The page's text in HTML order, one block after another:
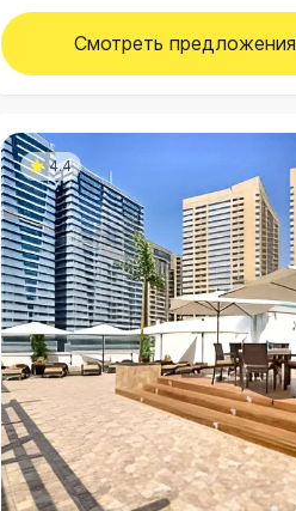
Смотретьпредложения
4.4